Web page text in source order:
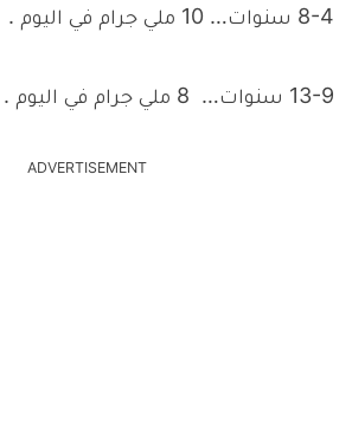
8-4 سنوات… 10 ملي جرام في اليوم .
13-9 سنوات… 8 ملي جرام في اليوم .
ADVERTISEMENT